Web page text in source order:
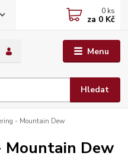
Menu
Hledat
0 ks
za 0 Kč
- Mountain Dew
Mountain Dew